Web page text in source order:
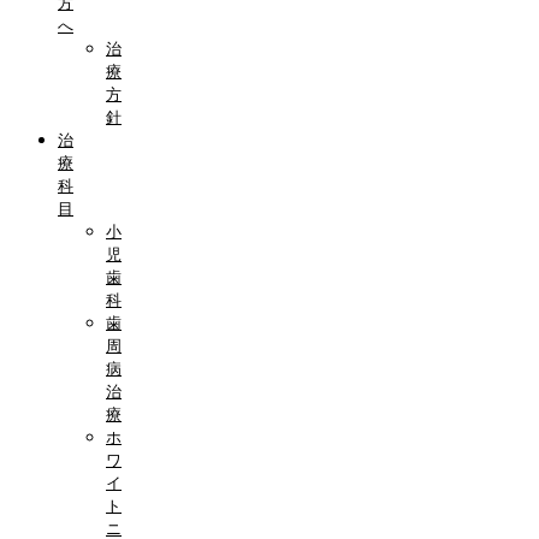
へ
治
療
方
針
治
療
科
目
小
児
歯
科
歯
周
病
治
療
ホ
ワ
イ
ト
ニ